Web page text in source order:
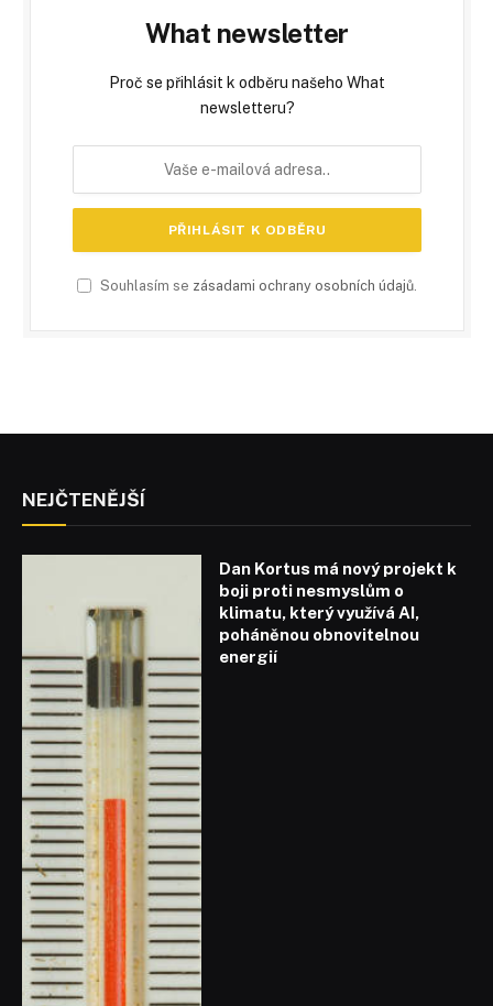
What newsletter
Proč se přihlásit k odběru našeho What
newsletteru?
Souhlasím se zásadami ochrany osobních údajů
NEJČTENĚJŠÍ
Dan Kortus má nový projekt k
boji proti nesmyslům o
klimatu, který využívá AI,
poháněnou obnovitelnou
energií